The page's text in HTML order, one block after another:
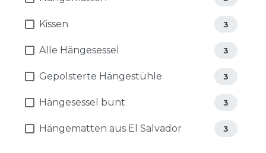
Kissen 3
Alle Hängesessel 3
Gepolsterte Hängestühle 3
Hängesessel bunt 3
Hängematten aus El Salvador 3